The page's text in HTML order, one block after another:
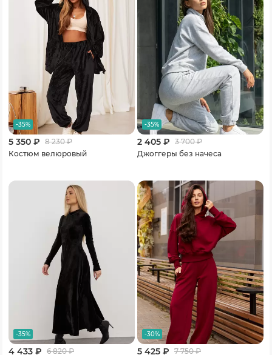
-35%
5 350 ₽ 8 230₽
Костюм велюровый
-35%
2 405 ₽ 3 700₽
Джоггеры без начеса
-35%
4 433 ₽ 6 820₽
-30%
5 425 ₽ 7 750₽